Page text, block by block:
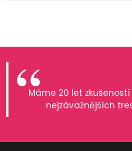
Máme 20 let
nejzávažnějších